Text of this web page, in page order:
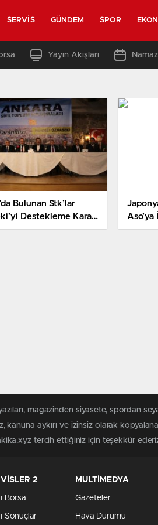
SERVIS GÜNDEM SPOR
Yayın Akışları
Bulunan Stk’lar
Destekleme Kararı
Aso’ya
magazinden siyasete, spordan
kanuna aykırı ve izinsiz olarak
tercih ettiğiniz için teşekkür
2
Borsa
Sonuçlar
MULTİMEDYA
Gazeteler
Hava Durumu